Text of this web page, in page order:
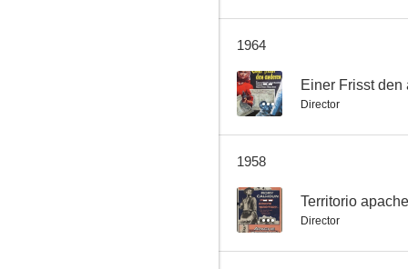
The Phantom Stagecoach
1964
-- Einer Frisst den
Director
1958
-- Territorio apache
Director